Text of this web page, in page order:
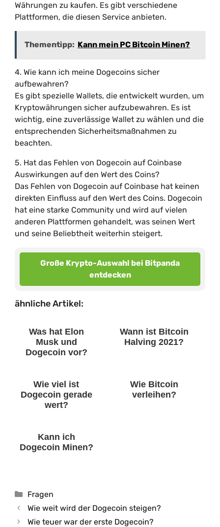
Währungen zu kaufen. Es gibt verschiedene
Plattformen, die diesen Service anbieten.
Thementipp: Kann mein PC Bitcoin Minen?
4. Wie kann ich meine Dogecoins sicher
aufbewahren?
Es gibt spezielle Wallets, die entwickelt wurden, um
Kryptowährungen sicher aufzubewahren. Es ist
wichtig, eine zuverlässige Wallet zu wählen und die
entsprechenden Sicherheitsmaßnahmen zu
beachten.
5. Hat das Fehlen von Dogecoin auf Coinbase
Auswirkungen auf den Wert des Coins?
Das Fehlen von Dogecoin auf Coinbase hat keinen
direkten Einfluss auf den Wert des Coins. Dogecoin
hat eine starke Community und wird auf vielen
anderen Plattformen gehandelt, was seinen Wert
und seine Beliebtheit weiterhin steigert.
Große Krypto-Auswahl bei Bitpanda
entdecken
ähnliche Artikel:
Was hat Elon
Musk und
Dogecoin vor?
Wann ist Bitcoin
Halving 2021?
Wie viel ist
Dogecoin gerade
wert?
Wie Bitcoin
verleihen?
Kann ich
Dogecoin Minen?
Kategorien
Fragen
Wie weit wird der Dogecoin steigen?
Wie teuer war der erste Dogecoin?